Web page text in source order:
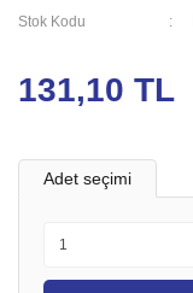
Stok Kodu
131,10 TL
Adet seçimi